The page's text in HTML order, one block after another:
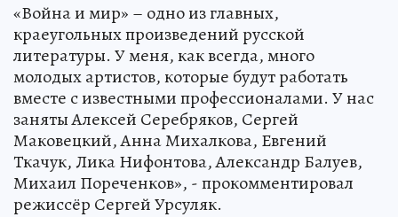
«Война и мир» – одно из главных,
краеугольных произведений русской
литературы. У меня, как всегда, много
молодых артистов, которые будут работать
вместе с известными профессионалами. У нас
заняты Алексей Серебряков, Сергей
Маковецкий, Анна Михалкова, Евгений
Ткачук, Лика Нифонтова, Александр Балуев,
Михаил Пореченков», - прокомментировал
режиссёр Сергей Урсуляк.